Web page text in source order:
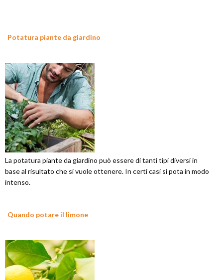
Potatura piante da giardino
La potatura piante da giardino può essere di tanti tipi diversi in
base al risultato che si vuole ottenere. In certi casi si pota in modo
intenso.
Quando potare il limone